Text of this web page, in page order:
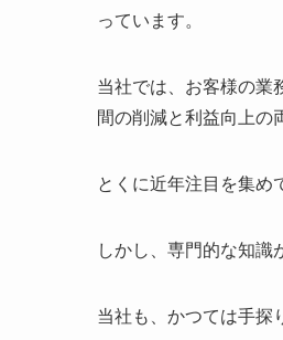
っています。
当社では、お客様の業
間の削減と利益向上の
とくに近年注目を集め
しかし、専門的な知識
当社も、かつては手探